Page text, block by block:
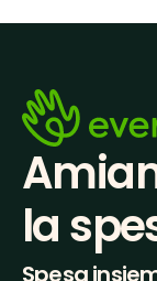
la
Spesa